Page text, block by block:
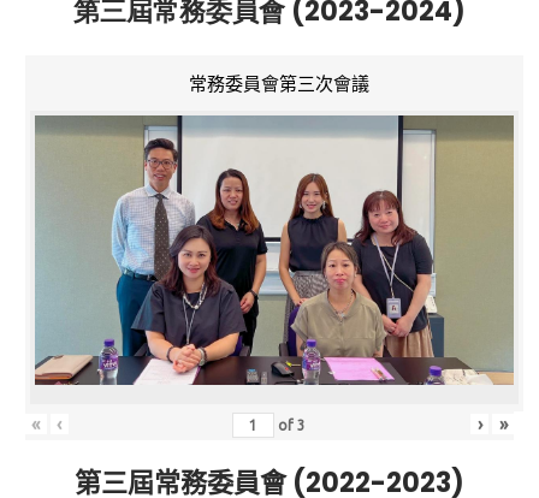
第三屆常務委員會 (2023-2024)
常務委員會第三次會議
« ‹ of3 › »
第三屆常務委員會 (2022-2023)